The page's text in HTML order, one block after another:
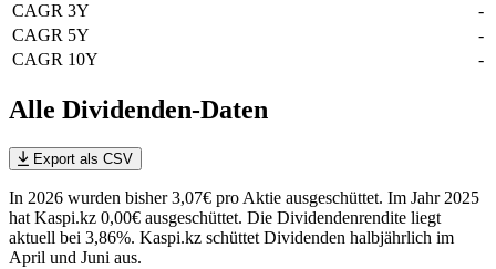
CAGR 3Y
-
CAGR 5Y
-
CAGR 10Y
-
Alle Dividenden-Daten
Export als CSV
In 2026 wurden bisher 3,07€ pro Aktie ausgeschüttet. Im Jahr 2025
hat Kaspi.kz 0,00€ ausgeschüttet. Die Dividendenrendite liegt
aktuell bei 3,86%. Kaspi.kz schüttet Dividenden halbjährlich im
April und Juni aus.